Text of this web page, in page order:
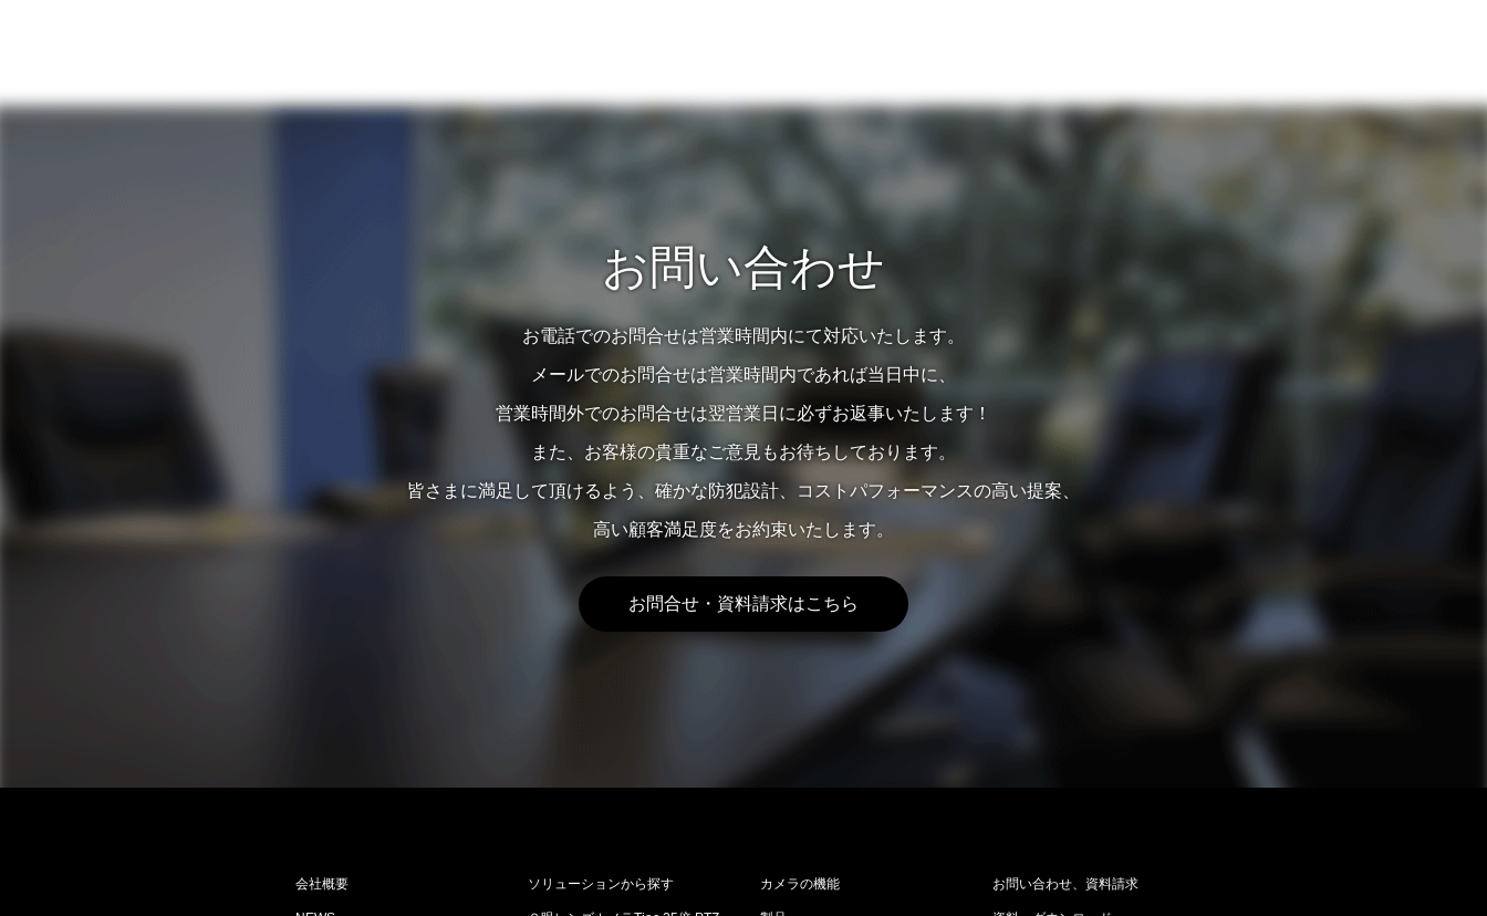
お問い合わせ
お電話でのお問合せは営業時間内にて対応いたします。
メールでのお問合せは営業時間内であれば当日中に、
営業時間外でのお問合せは翌営業日に必ずお返事いたします！
また、お客様の貴重なご意見もお待ちしております。
皆さまに満足して頂けるよう、確かな防犯設計、コストパフォーマンスの高い提案、
高い顧客満足度をお約束いたします。
お問合せ・資料請求はこちら
会社概要 ソリューションから探す カメラの機能 お問い合わせ、資料請求